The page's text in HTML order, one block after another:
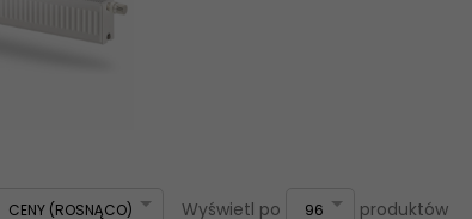
CENY (ROSNĄCO) Wyświetl po 96 produktów